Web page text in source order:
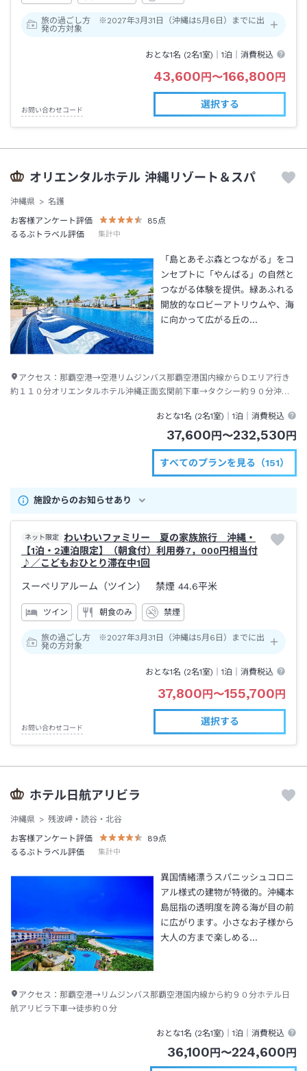
旅の過ごし方 ※2027年3月31日（沖縄は5月6日）までに出
発の方対象
おとな1名 (2名1室)｜1泊 ｜消費税込
43,600円〜166,800円
お問い合わせコード
選択する
オリエンタルホテル 沖縄リゾート＆スパ
沖縄県
名護
お客様アンケート評価
85点
るるぶトラベル評価
集計中
「島とあそぶ森とつながる」をコ
ンセプトに「やんばる」の自然と
つながる体験を提供。緑あふれる
開放的なロビーアトリウムや、海
に向かって広がる丘の…
アクセス： 那覇空港→空港リムジンバス那覇空港国内線からＤエリア行き
約１１０分オリエンタルホテル沖縄正面玄関前下車→タクシー約９０分沖縄
おとな1名 (2名1室)｜1泊 ｜消費税込
37,600円〜232,530円
すべてのプランを見る（151）
施設からのお知らせあり
ネット限定
わいわいファミリー 夏の家族旅行 沖縄・
【1泊・2連泊限定】（朝食付）利用券7，000円相当付
♪／こどもおひとり滞在中1回
スーペリアルーム（ツイン） 禁煙 44.6平米
ツイン 朝食のみ 禁煙
旅の過ごし方 ※2027年3月31日（沖縄は5月6日）までに出
発の方対象
おとな1名 (2名1室)｜1泊 ｜消費税込
37,800 円 〜155,700 円
お問い合わせコード
選択する
ホテル日航アリビラ
沖縄県
残波岬・読谷・北谷
お客様アンケート評価
89 点
るるぶトラベル評価
集計中
異国情緒漂うスパニッシュコロニ
アル様式の建物が特徴的。沖縄本
島屈指の透明度を誇る海が目の前
に広がります。小さなお子様から
大人の方まで楽しめる…
アクセス： 那覇空港→リムジンバス那覇空港国内線から約９０分ホテル日
航アリビラ下車→徒歩約０分
おとな1名 (2名1室)｜1泊 ｜消費税込
36,100 円 〜224,600 円